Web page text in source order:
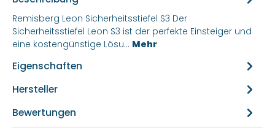
Remisberg Leon Sicherheitsstiefel S3 Der
Sicherheitsstiefel Leon S3 ist der perfekte Einsteiger und
eine kostengünstige Lösu… Mehr
Eigenschaften
Hersteller
Bewertungen